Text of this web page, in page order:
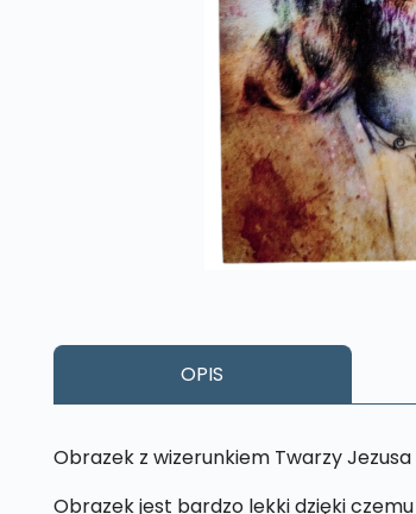
OPIS
Obrazek z wizerunkiem Twarzy Jezusa
Obrazek jest bardzo lekki dzięki